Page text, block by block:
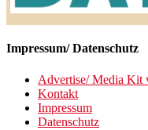
Impressum/ Datenschutz
Advertise/ Media Kit
Kontakt
Impressum
Datenschutz